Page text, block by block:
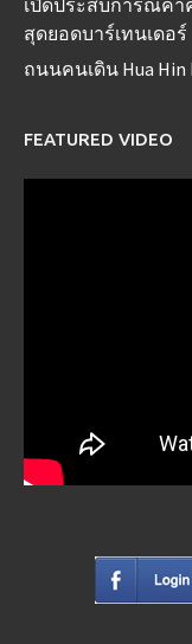
สุดยอดบาร์เทนเดอร์
ถนนคนเดิน Hua
FEATURED VIDEO